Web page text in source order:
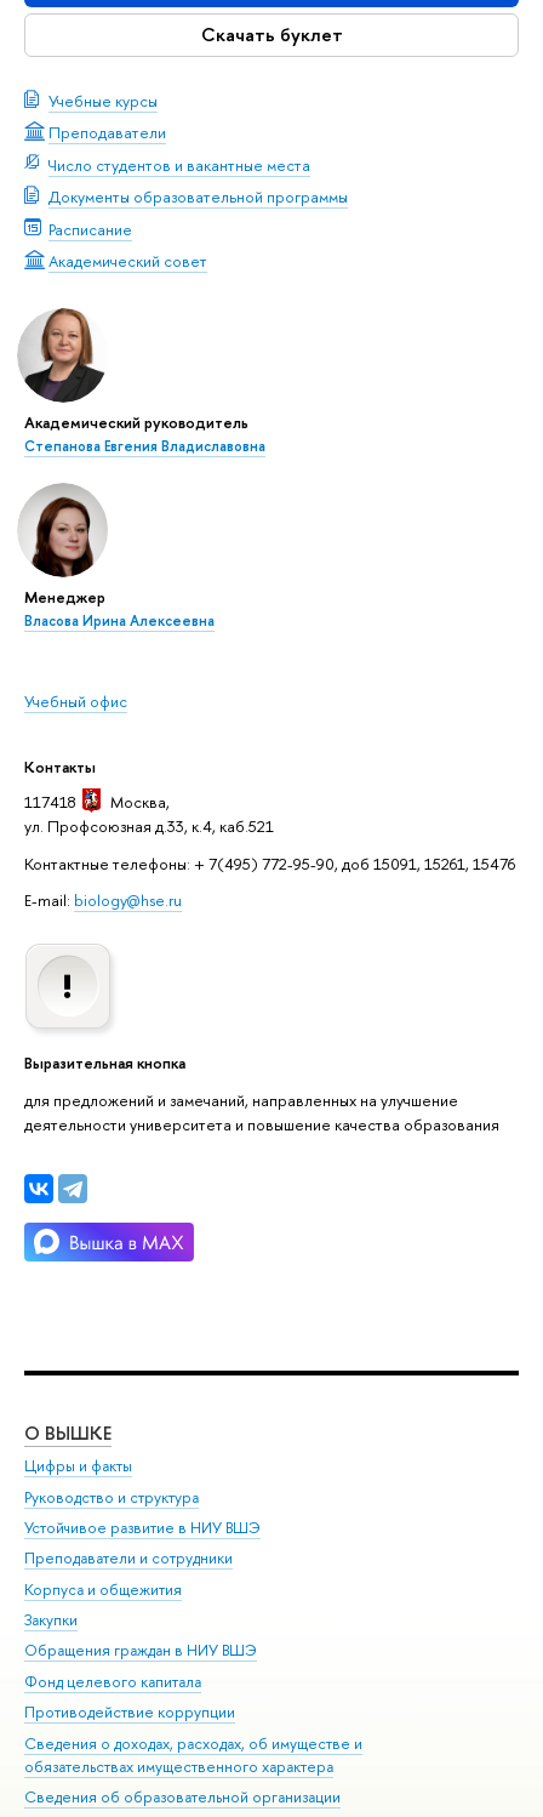
Скачать буклет
Учебные курсы
Преподаватели
Число студентов и вакантные места
Документы образовательной программы
Расписание
Академический совет
Академический руководитель
Степанова Евгения Владиславовна
Менеджер
Власова Ирина Алексеевна
Учебный офис
Контакты
117418
Москва,
ул. Профсоюзная д.33, к.4, каб.521
Контактные телефоны: + 7(495) 772-95-90, доб 15091, 15261, 15476
E-mail: biology@hse.ru
Выразительная кнопка
для предложений и замечаний, направленных на улучшение
деятельности университета и повышение качества образования
О ВЫШКЕ
Цифры и факты
Руководство и структура
Устойчивое развитие в НИУ ВШЭ
Преподаватели и сотрудники
Корпуса и общежития
Закупки
Обращения граждан в НИУ ВШЭ
Фонд целевого капитала
Противодействие коррупции
Сведения о доходах, расходах, об имуществе и
обязательствах имущественного характера
Сведения об образовательной организации